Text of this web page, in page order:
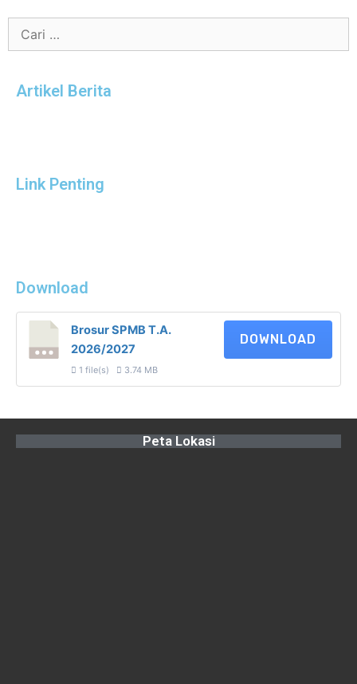
Artikel Berita
Link Penting
Download
Brosur SPMB T.A.
2026/2027
1 file(s) 3.74 MB
DOWNLOAD
Peta Lokasi